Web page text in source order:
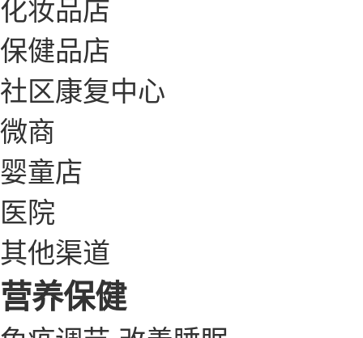
化妆品店
保健品店
社区康复中心
微商
婴童店
医院
其他渠道
营养保健